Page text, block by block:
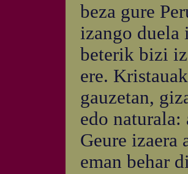
beza gure
izango duela
beterik bizi
ere.
gauzetan,
edo
Geure izaera
eman behar